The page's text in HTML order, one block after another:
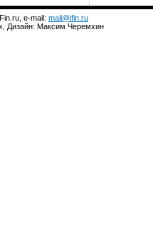
e-mail: mail@ifin.ru
Дизайн: Максим Черемхин